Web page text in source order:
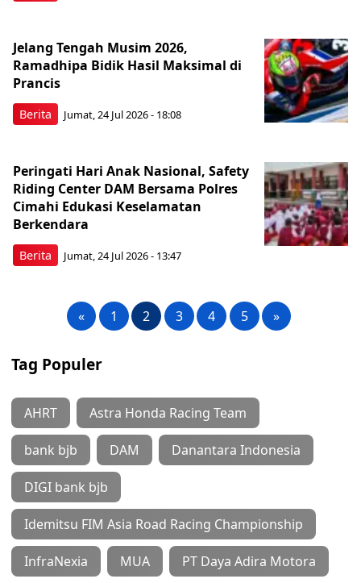
Berita
Jelang Tengah Musim 2026,
Ramadhipa Bidik Hasil Maksimal di
Prancis
Jumat, 24 Jul 2026 - 18:08
Berita
Peringati Hari Anak Nasional, Safety
Riding Center DAM Bersama Polres
Cimahi Edukasi Keselamatan
Berkendara
Jumat, 24 Jul 2026 - 13:47
« 1 2 3 4 5 »
Tag Populer
AHRT Astra Honda Racing Team
bank bjb DAM Danantara Indonesia
DIGI bank bjb
Idemitsu FIM Asia Road Racing Championship
InfraNexia MUA PT Daya Adira Motora